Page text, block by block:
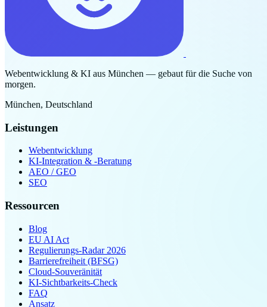
Webentwicklung & KI aus München — gebaut für die Suche von
morgen.
München, Deutschland
Leistungen
Webentwicklung
KI-Integration & -Beratung
AEO / GEO
SEO
Ressourcen
Blog
EU AI Act
Regulierungs-Radar 2026
Barrierefreiheit (BFSG)
Cloud-Souveränität
KI-Sichtbarkeits-Check
FAQ
Ansatz